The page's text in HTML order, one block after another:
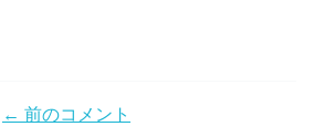
← 前のコメント